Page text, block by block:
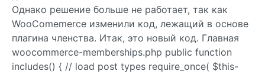
Однако решение больше не работает, так как
WooComemerce изменили код, лежащий в основе
плагина членства. Итак, это новый код. Главная
woocommerce-memberships.php public function
includes() { // load post types require_once( $this-